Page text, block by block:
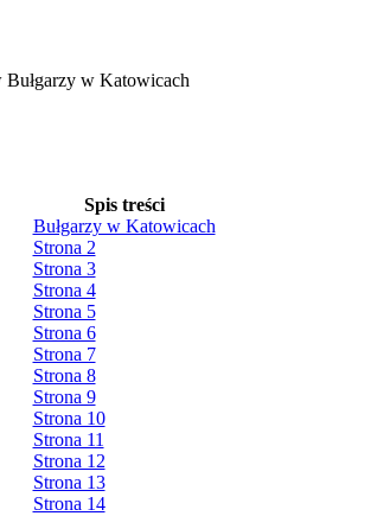
Bułgarzy w Katowicach
Spis treści
Bułgarzy w Katowicach
Strona 2
Strona 3
Strona 4
Strona 5
Strona 6
Strona 7
Strona 8
Strona 9
Strona 10
Strona 11
Strona 12
Strona 13
Strona 14